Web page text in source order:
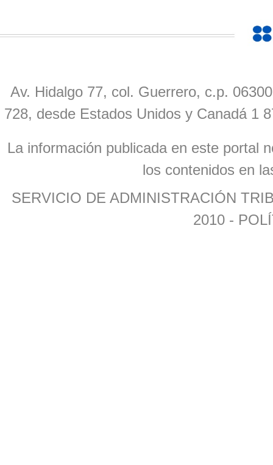
Av. Hidalgo 77, col. Guerrero, c.p.
728, desde Estados Unidos y Canadá 1
La información publicada en este portal
los contenidos en
SERVICIO DE ADMINISTRACIÓN
2010 -